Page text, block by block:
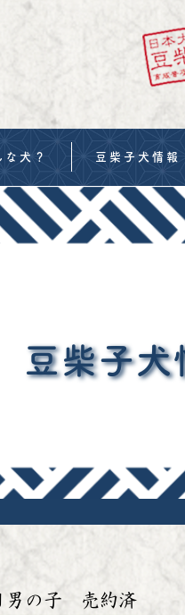
な犬？
交配
豆柴子犬情報
豆柴の値段・価
購入までの流れ
購入申し込みフ
豆柴子犬
男の子 売約済